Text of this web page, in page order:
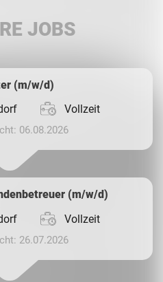
JOBS
(m/w/d)
Vollzeit
06.08.2026
(m/w/d)
Vollzeit
26.07.2026